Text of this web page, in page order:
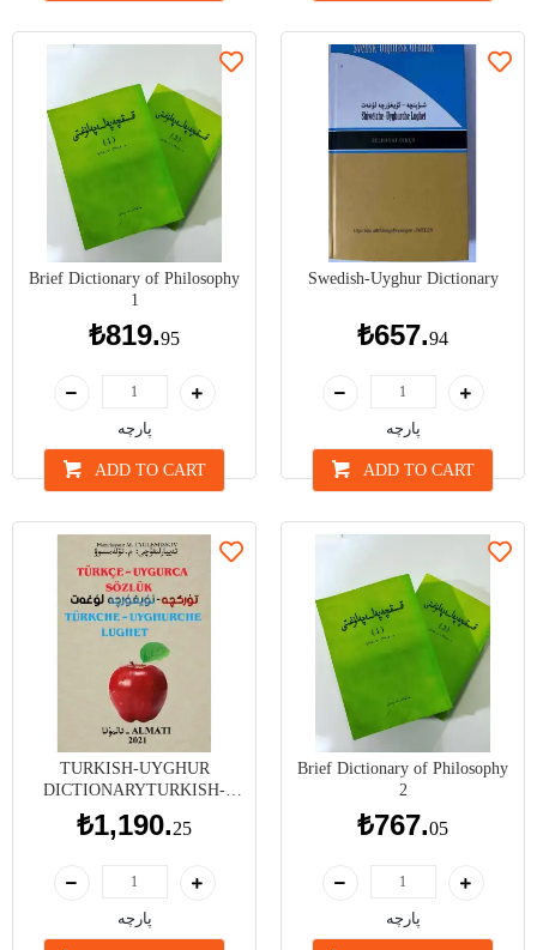
Swedish-Uyghur Dictionary
₺657.94
پارچە
ADD TO CART
Brief Dictionary of Philosophy
1
₺819.95
پارچە
ADD TO CART
Brief Dictionary of Philosophy
2
₺767.05
پارچە
TURKISH-UYGHUR
DICTIONARYTURKISH-
UYGHUR DICTIONARY -
TURKISH-UYGHUR
₺1,190.25
پارچە